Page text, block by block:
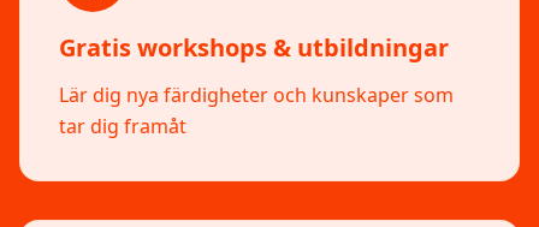
Gratis workshops & utbildningar
Lär dig nya färdigheter och kunskaper som
tar dig framåt